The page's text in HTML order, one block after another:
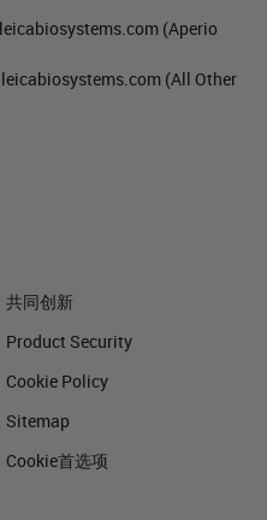
(Aperio
(All Other
共同创新
Product Security
Cookie Policy
Sitemap
Cookie首选项